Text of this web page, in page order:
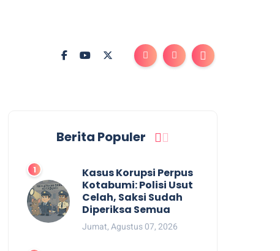
Berita Populer
Kasus Korupsi Perpus
Kotabumi: Polisi Usut
Celah, Saksi Sudah
Diperiksa Semua
Jumat, Agustus 07, 2026